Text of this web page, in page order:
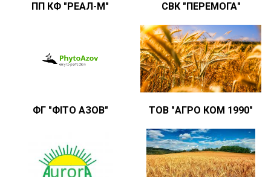
ПП КФ "РЕАЛ-М" СВК "ПЕРЕМОГА"
ФГ "ФІТО АЗОВ" ТОВ "АГРО КОМ 1990"